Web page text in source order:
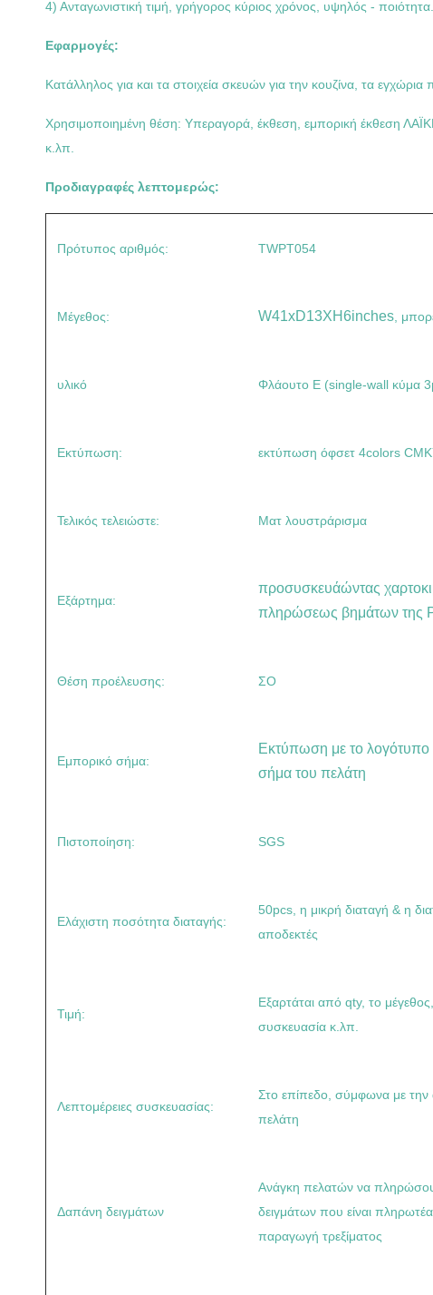
4) Ανταγωνιστική τιμή, γρήγορος κύριος χρόνος, υψηλός - ποιότητα.
Εφαρμογές:
Κατάλληλος για και τα στοιχεία σκευών για την κουζίνα, τα εγχώρια
Χρησιμοποιημένη θέση: Υπεραγορά, έκθεση, εμπορική έκθεση
κ.λπ.
Προδιαγραφές λεπτομερώς:
Πρότυπος αριθμός: TWPT054
Μέγεθος: W41xD13XH6inches ,
υλικό Φλάουτο Ε (single-wall κύμα
Εκτύπωση: εκτύπωση όφσετ 4colors
Τελικός τελειώστε: Ματ λουστράρισμα
Εξάρτημα:
προσυσκευάώντας
πληρώσεως βημάτων της
Θέση προέλευσης: ΣΟ
Εμπορικό σήμα:
Εκτύπωση με το λογότυπο
σήμα του πελάτη
Πιστοποίηση: SGS
Ελάχιστη ποσότητα διαταγής:
50pcs, η μικρή διαταγή & η
αποδεκτές
Τιμή:
Εξαρτάται από qty, το
συσκευασία κ.λπ.
Λεπτομέρειες συσκευασίας:
Στο επίπεδο, σύμφωνα με την
πελάτη
Δαπάνη δειγμάτων
Ανάγκη πελατών να
δειγμάτων που είναι
παραγωγή τρεξίματος